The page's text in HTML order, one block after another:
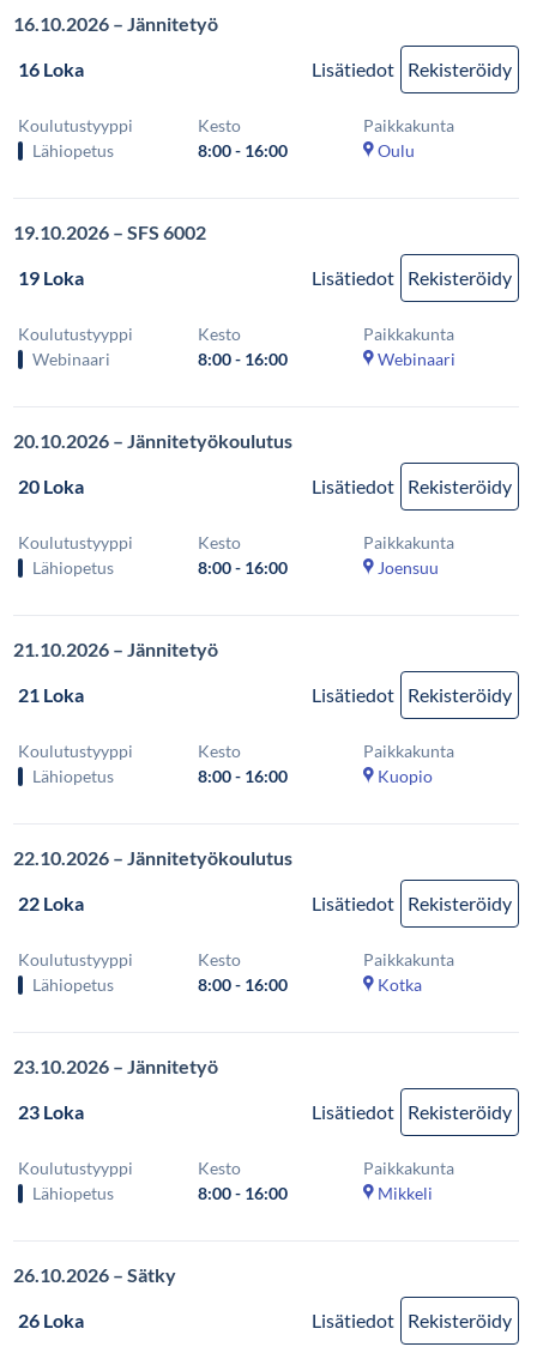
16.10.2026 – Jännitetyö
16 Loka
Lisätiedot Rekisteröidy
Koulutustyyppi
Lähiopetus
Kesto
8:00 - 16:00
Paikkakunta
Oulu
19.10.2026 – SFS 6002
19 Loka
Lisätiedot Rekisteröidy
Koulutustyyppi
Webinaari
Kesto
8:00 - 16:00
Paikkakunta
Webinaari
20.10.2026 – Jännitetyökoulutus
20 Loka
Lisätiedot Rekisteröidy
Koulutustyyppi
Lähiopetus
Kesto
8:00 - 16:00
Paikkakunta
Joensuu
21.10.2026 – Jännitetyö
21 Loka
Lisätiedot Rekisteröidy
Koulutustyyppi
Lähiopetus
Kesto
8:00 - 16:00
Paikkakunta
Kuopio
22.10.2026 – Jännitetyökoulutus
22 Loka
Lisätiedot Rekisteröidy
Koulutustyyppi
Lähiopetus
Kesto
8:00 - 16:00
Paikkakunta
Kotka
23.10.2026 – Jännitetyö
23 Loka
Lisätiedot Rekisteröidy
Koulutustyyppi
Lähiopetus
Kesto
8:00 - 16:00
Paikkakunta
Mikkeli
26.10.2026 – Sätky
26 Loka
Lisätiedot Rekisteröidy